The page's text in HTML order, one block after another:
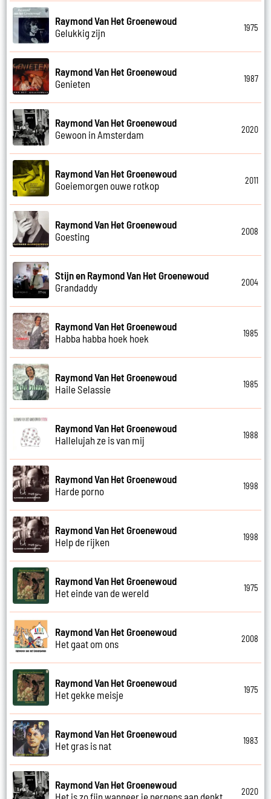
Raymond Van Het Groenewoud
Gelukkig zijn
1975
Raymond Van Het Groenewoud
Genieten
1987
Raymond Van Het Groenewoud
Gewoon in Amsterdam
2020
Raymond Van Het Groenewoud
Goeiemorgen ouwe rotkop
2011
Raymond Van Het Groenewoud
Goesting
2008
Stijn en Raymond Van Het Groenewoud
Grandaddy
2004
Raymond Van Het Groenewoud
Habba habba hoek hoek
1985
Raymond Van Het Groenewoud
Haile Selassie
1985
Raymond Van Het Groenewoud
Hallelujah ze is van mij
1988
Raymond Van Het Groenewoud
Harde porno
1998
Raymond Van Het Groenewoud
Help de rijken
1998
Raymond Van Het Groenewoud
Het einde van de wereld
1975
Raymond Van Het Groenewoud
Het gaat om ons
2008
Raymond Van Het Groenewoud
Het gekke meisje
1975
Raymond Van Het Groenewoud
Het gras is nat
1983
Raymond Van Het Groenewoud
Het is zo fijn wanneer je nergens aan denkt
2020